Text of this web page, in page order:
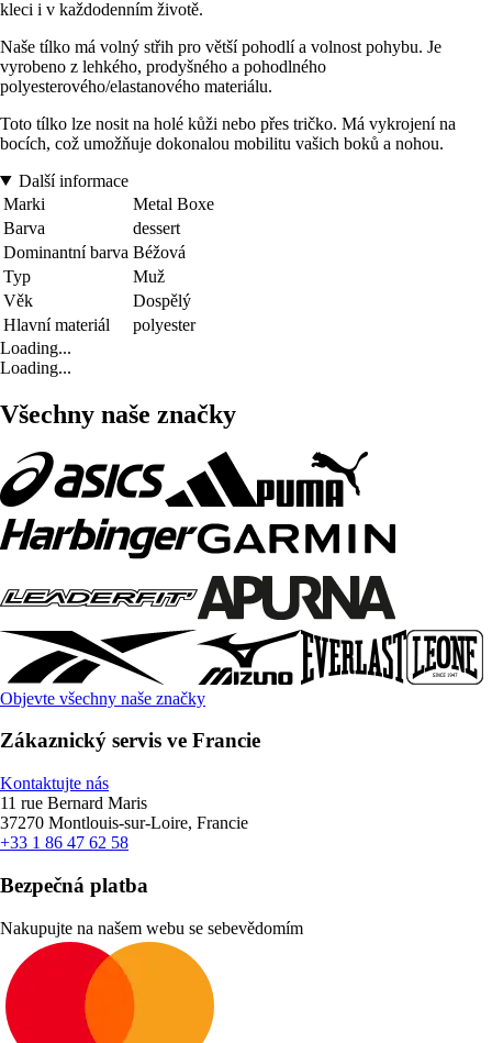
kleci i v každodenním životě.
Naše tílko má volný střih pro větší pohodlí a volnost pohybu. Je
vyrobeno z lehkého, prodyšného a pohodlného
polyesterového/elastanového materiálu.
Toto tílko lze nosit na holé kůži nebo přes tričko. Má vykrojení na
bocích, což umožňuje dokonalou mobilitu vašich boků a nohou.
Další informace
Marki
Metal Boxe
Barva
dessert
Dominantní barva Béžová
Typ
Muž
Věk
Dospělý
Hlavní materiál
polyester
Loading...
Loading...
Všechny naše značky
Objevte všechny naše značky
Zákaznický servis ve Francie
Kontaktujte nás
11 rue Bernard Maris
37270 Montlouis-sur-Loire, Francie
+33 1 86 47 62 58
Bezpečná platba
Nakupujte na našem webu se sebevědomím